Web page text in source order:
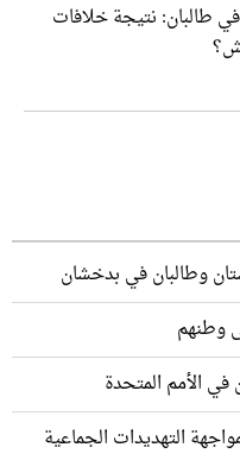
في طالبان: نتيجة خلافات
وطالبان في بدخشان
في الأمم المتحدة
التهديدات الجماعية